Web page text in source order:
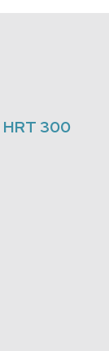
HRT 300